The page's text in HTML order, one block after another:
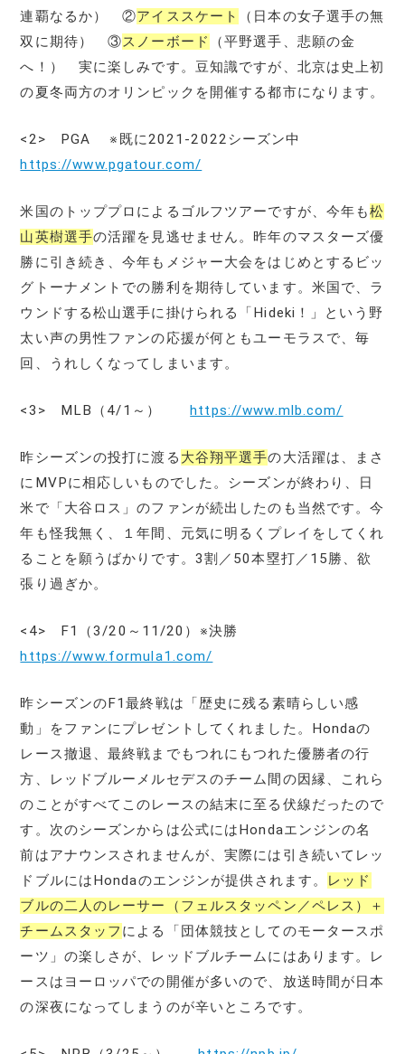
連覇なるか） ②アイススケート
（日本の女子選手の無
双に期待） ③スノーボード
（平野選手、悲願の金
へ！） 実に楽しみです。豆知識ですが、北京は史上初
の夏冬両方のオリンピックを開催する都市になります。
<2> PGA ※既に2021-2022シーズン中
https://www.pgatour.com/
米国のトッププロによるゴルフツアーですが、今年も松
山英樹選手の活躍を見逃せません。昨年のマスターズ優
勝に引き続き、今年もメジャー大会をはじめとするビッ
グトーナメントでの勝利を期待しています。米国で、ラ
ウンドする松山選手に掛けられる「Hideki！」という野
太い声の男性ファンの応援が何ともユーモラスで、毎
回、うれしくなってしまいます。
<3> MLB（4/1～）https://www.mlb.com/
昨シーズンの投打に渡る 大谷翔平選手の大活躍は、まさ
にMVPに相応しいものでした。シーズンが終わり、日
米で「大谷ロス」のファンが続出したのも当然です。今
年も怪我無く、１年間、元気に明るくプレイをしてくれ
ることを願うばかりです。3割／50本塁打／15勝、欲
張り過ぎか。
<4> F1（3/20～11/20）※決勝
https://www.formula1.com/
昨シーズンのF1最終戦は「歴史に残る素晴らしい感
動」をファンにプレゼントしてくれました。Hondaの
レース撤退、最終戦までもつれにもつれた優勝者の行
方、レッドブルーメルセデスのチーム間の因縁、これら
のことがすべてこのレースの結末に至る伏線だったので
す。次のシーズンからは公式にはHondaエンジンの名
前はアナウンスされませんが、実際には引き続いてレッ
ドブルにはHondaのエンジンが提供されます。
レッド
ブルの二人のレーサー（フェルスタッペン／ペレス）＋
チームスタッフ による「団体競技としてのモータースポ
ーツ」の楽しさが、レッドブルチームにはあります。レ
ースはヨーロッパでの開催が多いので、放送時間が日本
の深夜になってしまうのが辛いところです。